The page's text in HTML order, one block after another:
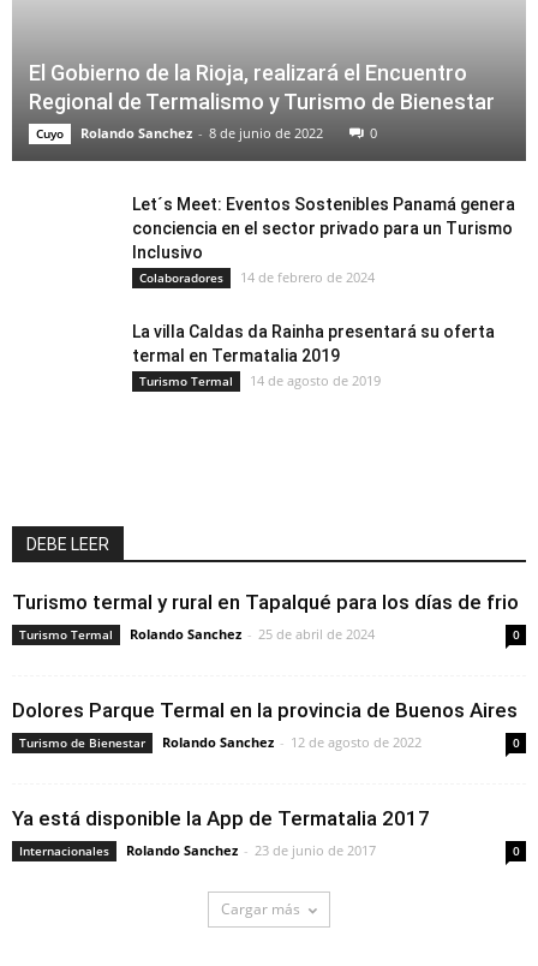
El Gobierno de la Rioja, realizará el Encuentro
Regional de Termalismo y Turismo de Bienestar
Cuyo Rolando Sanchez - 8 de junio de 2022 0
Let´s Meet: Eventos Sostenibles Panamá genera
conciencia en el sector privado para un Turismo
Inclusivo
Colaboradores 14 de febrero de 2024
La villa Caldas da Rainha presentará su oferta
termal en Termatalia 2019
Turismo Termal 14 de agosto de 2019
DEBE LEER
Turismo termal y rural en Tapalqué para los días de frio
Turismo Termal Rolando Sanchez - 25 de abril de 2024 0
Dolores Parque Termal en la provincia de Buenos Aires
Turismo de Bienestar Rolando Sanchez - 12 de agosto de 2022 0
Ya está disponible la App de Termatalia 2017
Internacionales Rolando Sanchez - 23 de junio de 2017 0
Cargar más